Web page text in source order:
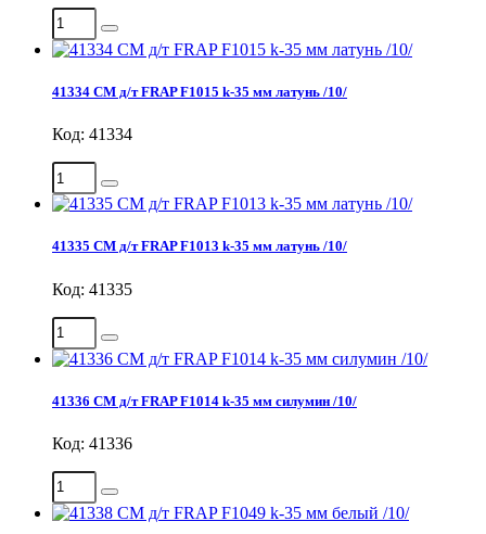
41334 СМ д/т FRAP F1015 k-35 мм латунь /10/
Код: 41334
41335 СМ д/т FRAP F1013 k-35 мм латунь /10/
Код: 41335
41336 СМ д/т FRAP F1014 k-35 мм силумин /10/
Код: 41336